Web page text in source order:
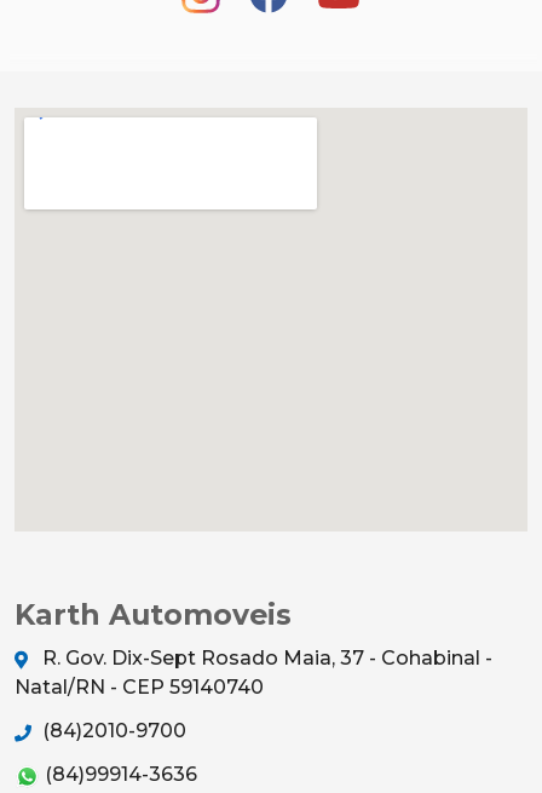
Karth Automoveis
R. Gov. Dix-Sept Rosado Maia, 37 - Cohabinal -
Natal/RN - CEP 59140740
(84)2010-9700
(84)99914-3636